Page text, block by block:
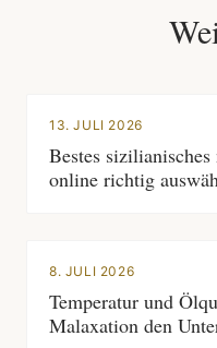
13. JULI 2026
Bestes
online richtig
8. JULI 2026
Temperatur und
Malaxation den